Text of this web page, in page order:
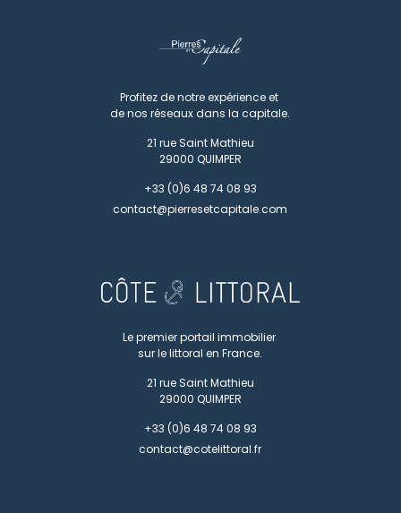
Profitez de notre expérience et
de nos réseaux dans la capitale.
21 rue Saint Mathieu
29000 QUIMPER
+33 (0)6 48 74 08 93
contact@pierresetcapitale.com
Le premier portail immobilier
sur le littoral en France.
21 rue Saint Mathieu
29000 QUIMPER
+33 (0)6 48 74 08 93
contact@cotelittoral.fr